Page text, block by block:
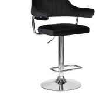
Выберите